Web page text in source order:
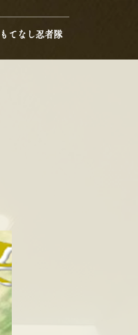
てなし忍者隊